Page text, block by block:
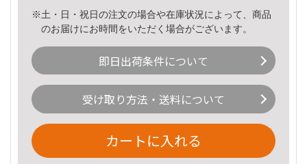
※土・日・祝日の注文の場合や在庫状況によって、商品
のお届けにお時間をいただく場合がございます。
即日出荷条件について
受け取り方法・送料について
カートに入れる